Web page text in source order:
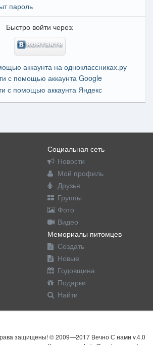
пароль
Быстро войти через:
Социальная сеть
Новости
Мой профиль
Друзья
Группы
Фото
Видео
Мемориалы питомцев
Создать
Новые
Годовщина
Подарки
Найти
защищены! © 2009—2017 Вечно С нами v.4.0